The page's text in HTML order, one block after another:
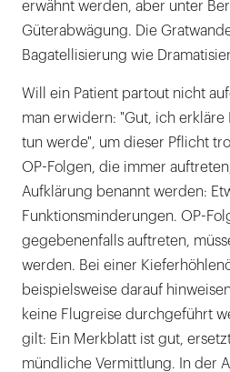
erwähnt werden, aber unter
Güterabwägung. Die
Bagatellisierung wie
Will ein Patient partout nicht
man erwidern: "Gut, ich erkläre
tun werde", um dieser Pflicht
OP-Folgen, die immer
Aufklärung benannt werden:
Funktionsminderungen. OP-
gegebenenfalls auftreten,
werden. Bei einer
beispielsweise darauf
keine Flugreise durchgeführt
gilt: Ein Merkblatt ist gut,
mündliche Vermittlung. In der